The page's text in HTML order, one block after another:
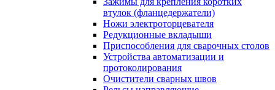
втулок (фланцедержатели)
Ножи электроторцевателя
Редукционные вкладыши
Приспособления для сварочных столов
Устройства автоматизации и
протоколирования
Очистители сварных швов